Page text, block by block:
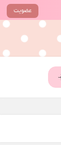
عضویت